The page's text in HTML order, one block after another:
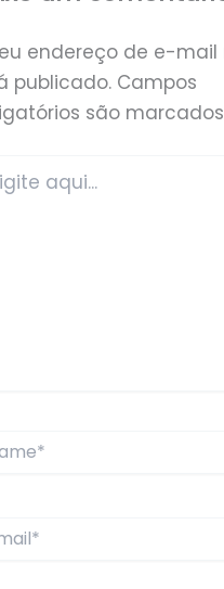
endereço de e-mail
publicado. Campos
são